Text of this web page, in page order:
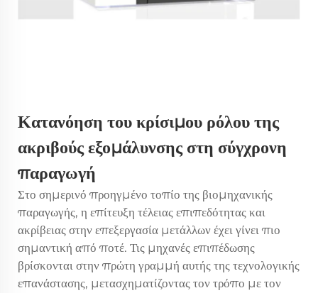
Κατανόηση του κρίσιμου ρόλου της
ακριβούς εξομάλυνσης στη σύγχρονη
παραγωγή
Στο σημερινό προηγμένο τοπίο της βιομηχανικής
παραγωγής, η επίτευξη τέλειας επιπεδότητας και
ακρίβειας στην επεξεργασία μετάλλων έχει γίνει πιο
σημαντική από ποτέ. Τις μηχανές επιπέδωσης
βρίσκονται στην πρώτη γραμμή αυτής της τεχνολογικής
επανάστασης, μετασχηματίζοντας τον τρόπο με τον